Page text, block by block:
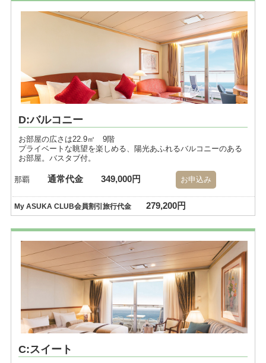
D:バルコニー
お部屋の広さは22.9㎡ 9階
プライベートな眺望を楽しめる、陽光あふれるバルコニーのある
お部屋。バスタブ付。
那覇 通常代金 349,000円 お申込み
My ASUKA CLUB会員割引旅行代金 279,200円
C:スイート